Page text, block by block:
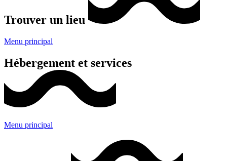
Trouver un lieu
Menu principal
Hébergement et services
Menu principal